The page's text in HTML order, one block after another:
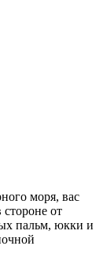
моря, вас
от
пальм, юкки и